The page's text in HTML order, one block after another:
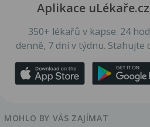
Aplikace uLékaře.cz
350+ lékařů v kapse. 24
denně, 7 dní v týdnu. Stahujte
MOHLO BY VÁS ZAJÍMAT